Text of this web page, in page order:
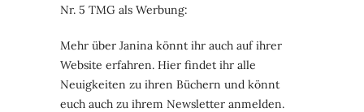
Nr. 5 TMG als Werbung:
Mehr über Janina könnt ihr auch auf ihrer
Website erfahren. Hier findet ihr alle
Neuigkeiten zu ihren Büchern und könnt
euch auch zu ihrem Newsletter anmelden.